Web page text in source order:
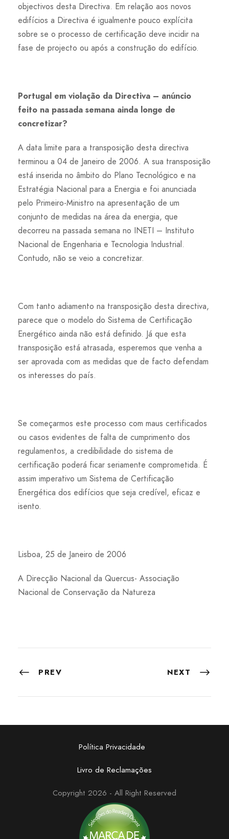
objectivos desta Directiva. Em relação aos novos
edifícios a Directiva é igualmente pouco explícita
sobre se o processo de certificação deve incidir na
fase de projecto ou após a construção do edifício.
Portugal em violação da Directiva – anúncio
feito na passada semana ainda longe de
concretizar?
A data limite para a transposição desta directiva
terminou a 04 de Janeiro de 2006. A sua transposição
está inserida no âmbito do Plano Tecnológico e na
Estratégia Nacional para a Energia e foi anunciada
pelo Primeiro-Ministro na apresentação de um
conjunto de medidas na área da energia, que
decorreu na passada semana no INETI – Instituto
Nacional de Engenharia e Tecnologia Industrial.
Contudo, não se veio a concretizar.
Com tanto adiamento na transposição desta directiva,
parece que o modelo do Sistema de Certificação
Energético ainda não está definido. Já que esta
transposição está atrasada, esperemos que venha a
ser aprovada com as medidas que de facto defendam
os interesses do país.
Se começarmos este processo com maus certificados
ou casos evidentes de falta de cumprimento dos
regulamentos, a credibilidade do sistema de
certificação poderá ficar seriamente comprometida. É
assim imperativo um Sistema de Certificação
Energética dos edifícios que seja credível, eficaz e
isento.
Lisboa, 25 de Janeiro de 2006
A Direcção Nacional da Quercus- Associação
Nacional de Conservação da Natureza
PREV NEXT
Política Privacidade
Livro de Reclamações
Copyright 2026 - All Right Reserved